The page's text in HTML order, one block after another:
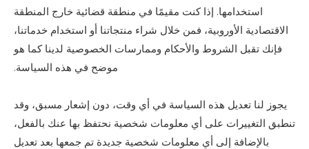
استخدامها. إذا كنت مقيمًا في منطقة قضائية خارج المنطقة
الاقتصادية الأوروبية، فمن خلال شراء منتجاتنا أو استخدام خدماتنا،
فإنك تقبل الشروط والأحكام وممارسات الخصوصية لدينا كما هو
موضح في هذه السياسة.
يجوز لنا تعديل هذه السياسة في أي وقت، دون إشعار مسبق، وقد
تنطبق التغييرات على أي معلومات شخصية نحتفظ بها عنك بالفعل،
بالإضافة إلى أي معلومات شخصية جديدة تم جمعها بعد تعديل